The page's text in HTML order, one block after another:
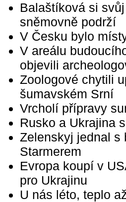
Balaštíková si
sněmovně podrží
V Česku bylo
V areálu
objevili
Zoologové chytili
šumavském Srní
Vrcholí přípravy
Rusko a Ukrajina
Zelenskyj jednal s
Starmerem
Evropa koupí v
pro Ukrajinu
U nás léto, teplo